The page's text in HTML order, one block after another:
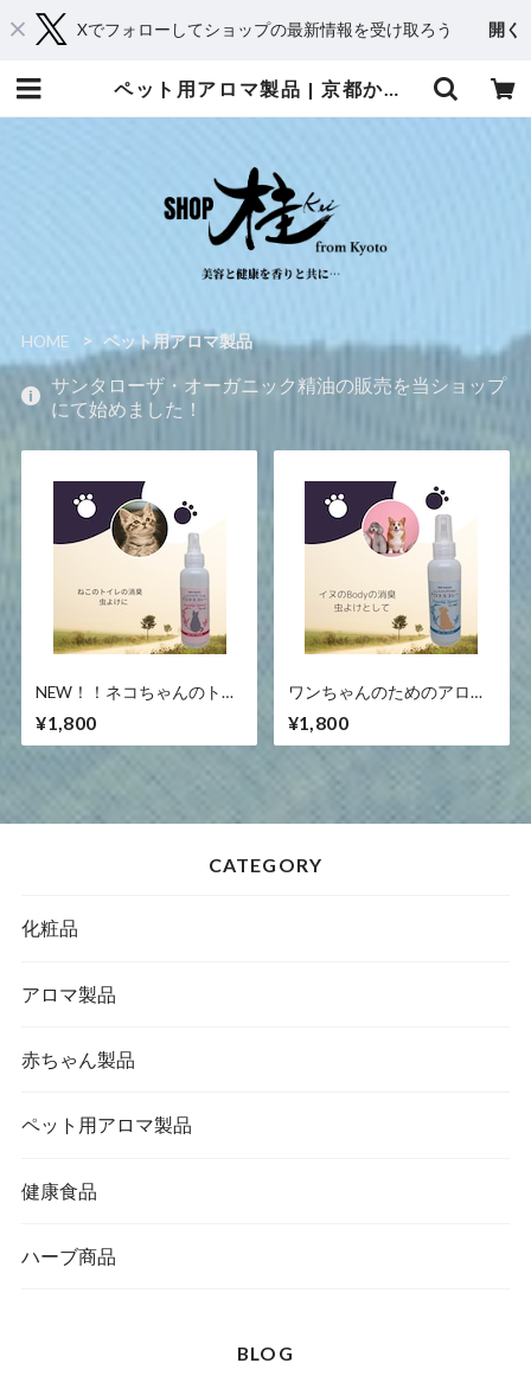
Xでフォローしてショップの最新情報を受け取ろう 開く
ペット用アロマ製品 | 京都からメディカルアロマとハーブであなたに癒しと笑顔をお届け・Shop 桂（kei）
HOME ペット用アロマ製品
サンタローザ・オーガニック精油の販売を当ショップ
にて始めました！
NEW！！ネコちゃんのトイ
100ml
¥1,800
ワンちゃんのためのアロマ
¥1,800
CATEGORY
化粧品
アロマ製品
赤ちゃん製品
ペット用アロマ製品
健康食品
ハーブ商品
BLOG